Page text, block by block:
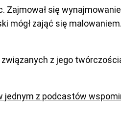
się
zająć się
z jego
jednym z podcastów